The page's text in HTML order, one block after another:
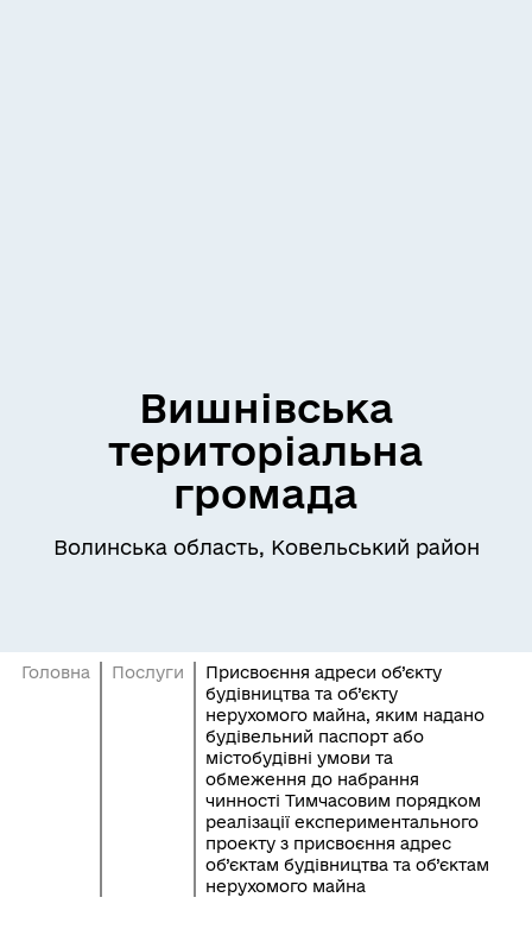
Вишнівська
територіальна
громада
Волинська область, Ковельський район
Головна Послуги
Присвоєння адреси об’єкту
будівництва та об’єкту
нерухомого майна, яким надано
будівельний паспорт або
містобудівні умови та
обмеження до набрання
чинності Тимчасовим порядком
реалізації експериментального
проекту з присвоєння адрес
об’єктам будівництва та об’єктам
нерухомого майна